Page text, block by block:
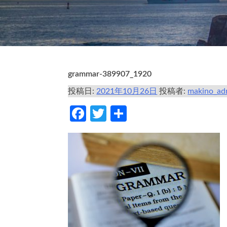
grammar-389907_1920
投稿日:2021年10月26日 投稿者:
Facebook
Twitter
有